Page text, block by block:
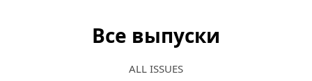
Все выпуски
ALL ISSUES